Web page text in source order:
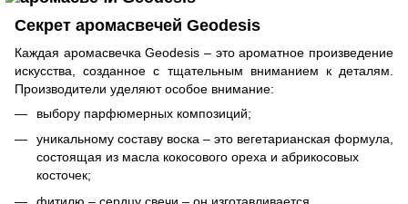
Секрет аромасвечей Geodesis
Каждая аромасвечка Geodesis – это ароматное произведение
искусства, созданное с тщательным вниманием к деталям.
Производители уделяют особое внимание:
выбору парфюмерных композиций;
уникальному составу воска – это вегетарианская формула,
состоящая из масла кокосового ореха и абрикосовых
косточек;
фитилю – сердцу свечи – он изготавливается